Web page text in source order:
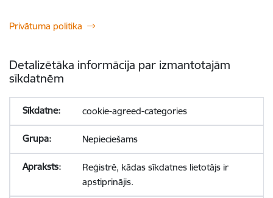
Privātuma politika
Detalizētāka informācija par izmantotajām
sīkdatnēm
cookie-agreed-categories
Nepieciešams
Reģistrē, kādas sīkdatnes lietotājs ir
apstiprinājis.